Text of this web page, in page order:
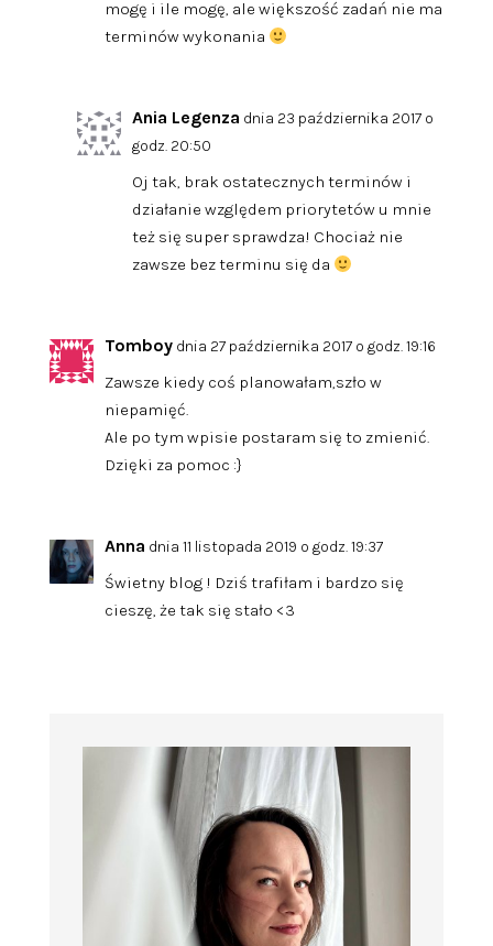
mogę i ile mogę, ale większość zadań nie ma
terminów wykonania
Ania Legenza dnia 23 października 2017 o
godz. 20:50
Oj tak, brak ostatecznych terminów i
działanie względem priorytetów u mnie
też się super sprawdza! Chociaż nie
zawsze bez terminu się da
Tomboy dnia 27 października 2017 o godz. 19:16
Zawsze kiedy coś planowałam,szło w
niepamięć.
Ale po tym wpisie postaram się to zmienić.
Dzięki za pomoc :}
Anna dnia 11 listopada 2019 o godz. 19:37
Świetny blog ! Dziś trafiłam i bardzo się
cieszę, że tak się stało <3